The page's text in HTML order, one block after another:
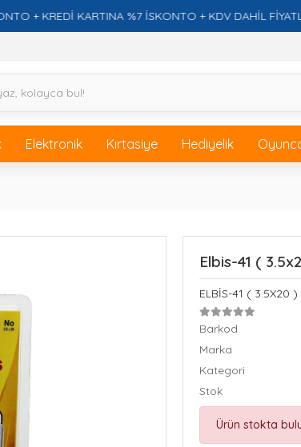
+ KREDİ KARTINA %7 İSKONTO + KDV DAHİL
Elektronik Kırtasiye Hediyelik
Elbis-41 (
ELBİS-41 ( 3.5X20 )
Barkod
Marka
Kategori
Stok
Ürün stokta